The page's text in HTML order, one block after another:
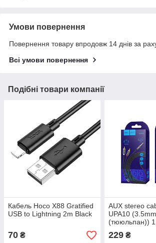
Умови повернення
Повернення товару впродовж 14 днів за
Всі умови повернення
Подібні товари компанії
Кабель Hoco X88 Gratified
USB to Lightning 2m Black
70 ₴
AUX stereo
UPA10
(тююльпан))
229₴